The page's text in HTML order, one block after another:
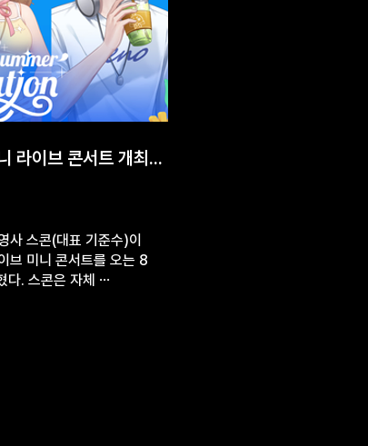
라이브 콘서트 개최...
사 스콘(대표 기준수)이
브 미니 콘서트를 오는 8
다. 스콘은 자체 ⋯